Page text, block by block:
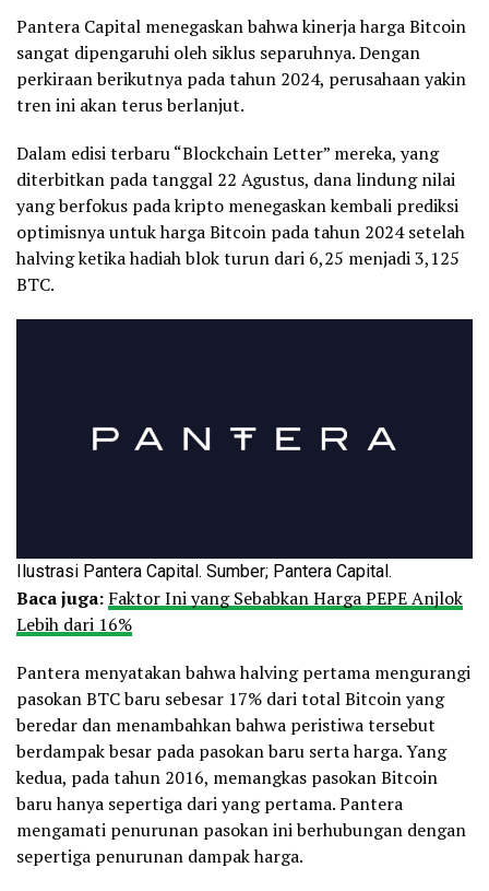
Pantera Capital menegaskan bahwa kinerja harga Bitcoin
sangat dipengaruhi oleh siklus separuhnya. Dengan
perkiraan berikutnya pada tahun 2024, perusahaan yakin
tren ini akan terus berlanjut.
Dalam edisi terbaru “Blockchain Letter” mereka, yang
diterbitkan pada tanggal 22 Agustus, dana lindung nilai
yang berfokus pada kripto menegaskan kembali prediksi
optimisnya untuk harga Bitcoin pada tahun 2024 setelah
halving ketika hadiah blok turun dari 6,25 menjadi 3,125
BTC.
Ilustrasi Pantera Capital. Sumber; Pantera Capital.
Baca juga: Faktor Ini yang Sebabkan Harga PEPE Anjlok
Lebih dari 16%
Pantera menyatakan bahwa halving pertama mengurangi
pasokan BTC baru sebesar 17% dari total Bitcoin yang
beredar dan menambahkan bahwa peristiwa tersebut
berdampak besar pada pasokan baru serta harga. Yang
kedua, pada tahun 2016, memangkas pasokan Bitcoin
baru hanya sepertiga dari yang pertama. Pantera
mengamati penurunan pasokan ini berhubungan dengan
sepertiga penurunan dampak harga.